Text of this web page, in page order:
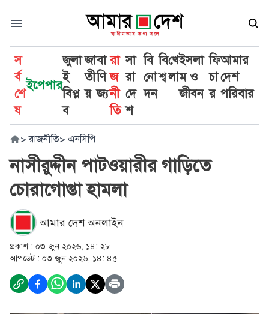
স
র্ব
শে
ষ
ইপেপার
জুলা
ই
বিপ্ল
ব
জা
তী
য়
বা
ণি
জ্য
রা
জ
নী
তি
সা
রা
দে
শ
বি
নো
দন
বি
শ্ব
খে
লা
ইসলা
ম ও
জীবন
ফি
চা
র
আমার
দেশ
পরিবার
> রাজনীতি> এনসিপি
নাসীরুদ্দীন পাটওয়ারীর গাড়িতে
চোরাগোপ্তা হামলা
আমার দেশ অনলাইন
প্রকাশ : ০৩ জুন ২০২৬, ১৪: ২৮
আপডেট : ০৩ জুন ২০২৬, ১৪: ৪৫